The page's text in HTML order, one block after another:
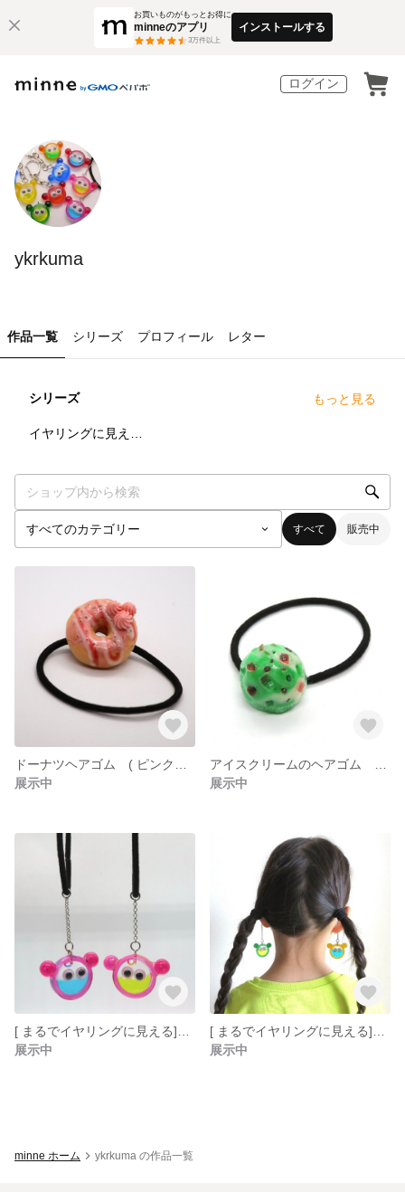
お買いものがもっとお得に
minneのアプリ
3万件以上
インストールする
ログイン
ykrkuma
作品一覧 シリーズ プロフィール レター
シリーズ もっと見る
すべて 販売中
展示中
展示中
展示中
展示中
minne ホーム ykrkuma の作品一覧